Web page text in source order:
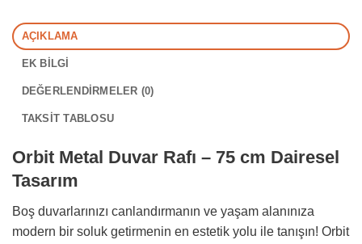
AÇIKLAMA
EK BILGI
DEĞERLENDIRMELER (0)
TAKSIT TABLOSU
Orbit Metal Duvar Rafı – 75 cm Dairesel
Tasarım
Boş duvarlarınızı canlandırmanın ve yaşam alanınıza
modern bir soluk getirmenin en estetik yolu ile tanışın! Orbit